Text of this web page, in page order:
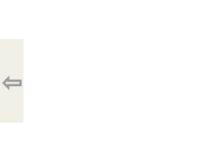
⇦